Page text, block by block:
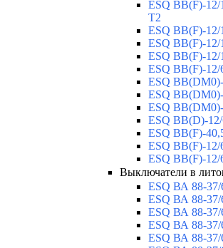
ESQ BB(F)-
T2
ESQ BB(F)-12/
ESQ ВВ(F)-12/
ESQ ВВ(F)-
ESQ BB(F)-12/
ESQ ВВ(DM0)-
ESQ
ESQ
ESQ BB(D)-
ESQ ВВ(F)-
ESQ ВВ(F)-12/
ESQ ВВ(F)-12/
Выключатели в
ESQ ВА 88-
ESQ ВА 88-
ESQ ВА 88-
ESQ ВА 88-
ESQ ВА 88-